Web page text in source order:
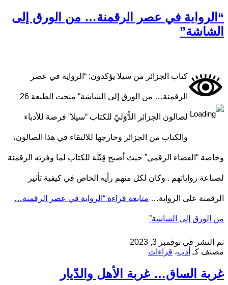
“الرواية في عصر الرقمنة… من الورق إلى
الشاشة”
كتاب الجزائر من سيلا يؤكدون: “الرواية في عصر
الرقمنة… من الورق إلى الشاشة“ منحت الطبعة 26
لصالون الجزائر الدُّوَليّ للكتاب “سيلا” فرصة للأدباء
والكتاب من الجزائر وخارجها للالتقاء في هذا الصالون،
وخاصة “الفضاء الرقمي” حيث أصبح قِبْلَة للكتاب لما وفرته الرقمنة
لصناعة رواياتهم . وكان لكل منهم رأيه الخاص في كيفية تأثير
الرقمنة على الرواية… متابعة قراءة “الرواية في عصر الرقمنة…
من الورق إلى الشاشة”
تم النشر في نوفمبر 3, 2023
مصنف كـ أدب، قراءات
غربة الساق… غربة الأهل والدّيار